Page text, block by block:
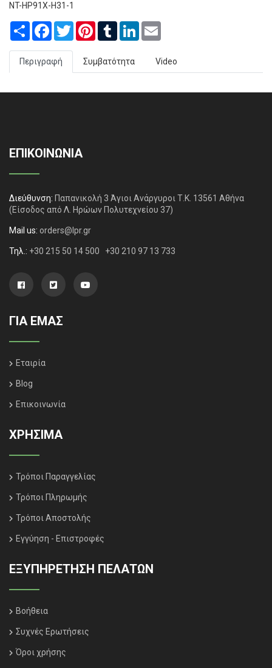
NT-HP91X-H31-1
Share Facebook
TwitterPinterestTumblrLinkedIn
Περιγραφή Συμβατότητα Video
ΕΠΙΚΟΙΝΩΝΙΑ
Διεύθυνση: Παπανικολή 3 Άγιοι Ανάργυροι Τ.Κ. 13561 Αθήνα
(Είσοδος από Λ. Ηρώων Πολυτεχνείου 37)
Mail us: orders@lpr.gr
Τηλ.: +30 215 50 14 500 +30 210 97 13 733
ΓΙΑ ΕΜΑΣ
Εταιρία
Blog
Επικοινωνία
ΧΡΗΣΙΜΑ
Τρόποι Παραγγελίας
Τρόποι Πληρωμής
Τρόποι Αποστολής
Εγγύηση - Επιστροφές
ΕΞΥΠΗΡΈΤΗΣΗ ΠΕΛΑΤΏΝ
Βοήθεια
Συχνές Ερωτήσεις
Όροι χρήσης